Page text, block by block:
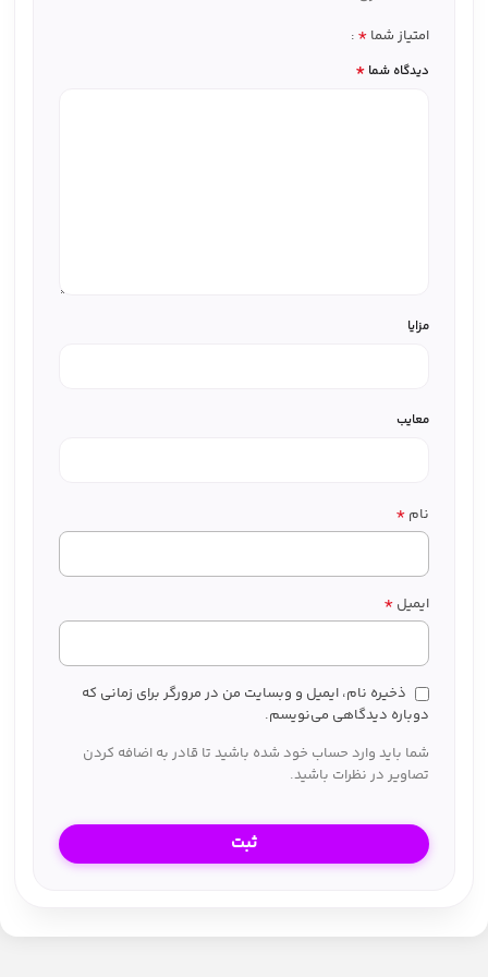
امتیاز شما *
دیدگاه شما *
مزایا
معایب
نام *
ایمیل *
ذخیره نام، ایمیل و وبسایت من در مرورگر برای زمانی که
دوباره دیدگاهی می‌نویسم.
شما باید وارد حساب خود شده باشید تا قادر به اضافه کردن
تصاویر در نظرات باشید.